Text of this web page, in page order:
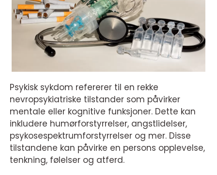
Psykisk sykdom refererer til en rekke
nevropsykiatriske tilstander som påvirker
mentale eller kognitive funksjoner. Dette kan
inkludere humørforstyrrelser, angstlidelser,
psykosespektrumforstyrrelser og mer. Disse
tilstandene kan påvirke en persons opplevelse,
tenkning, følelser og atferd.